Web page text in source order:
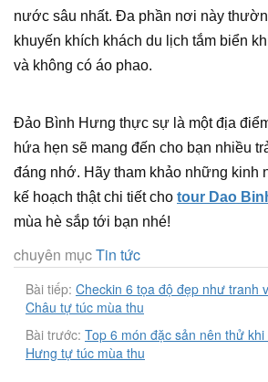
nước sâu nhất. Đa phần nơi này
khuyến khích khách du lịch tắm biển
và không có áo phao.
Đảo Bình Hưng thực sự là một địa
hứa hẹn sẽ mang đến cho bạn nhiều
đáng nhớ. Hãy tham khảo những kinh
kế hoạch thật chi tiết cho tour Dao
mùa hè sắp tới bạn nhé!
chuyên mụcTin tức
Bài tiếp: Checkin 6 tọa độ đẹp như tranh
Châu tự túc mùa thu
Bài trước: Top 6 món đặc sản nên thử
Hưng tự túc mùa thu